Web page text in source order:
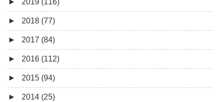
9月 (4)
8月 (5)
7月 (5)
6月 (8)
5月 (13)
4月 (12)
11月 (8)
10月 (1)
8月 (2)
7月 (4)
6月 (6)
5月 (5)
12月 (7)
11月 (10)
10月 (8)
9月 (5)
8月 (9)
7月 (8)
► 2019 (116)
12月 (9)
11月 (11)
10月 (9)
9月 (16)
8月 (9)
► 2018 (77)
12月 (6)
11月 (4)
10月 (8)
9月 (12)
► 2017 (84)
12月 (5)
11月 (3)
10月 (5)
► 2016 (112)
12月 (5)
11月 (11)
► 2015 (94)
12月 (4)
► 2014 (25)